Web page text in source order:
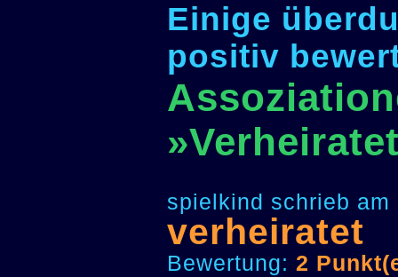
Einige
positiv
spielkind schrieb
verheiratet
Bewertung: 2